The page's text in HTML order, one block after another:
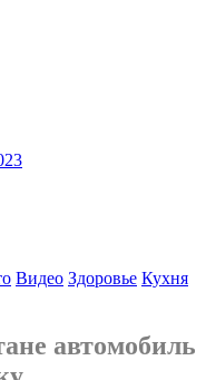
Видео Здоровье Кухня
автомобиль